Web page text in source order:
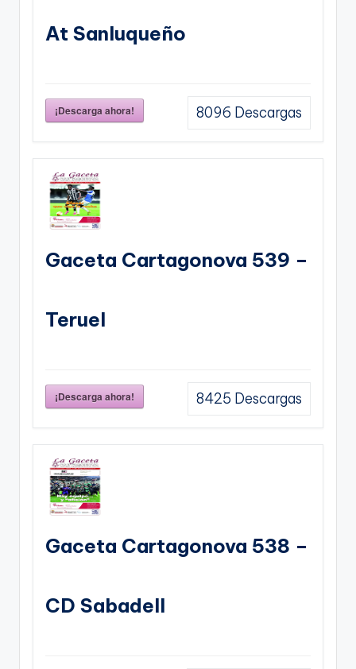
At Sanluqueño
¡Descarga ahora! 8096 Descargas
Gaceta Cartagonova 539 –
Teruel
¡Descarga ahora! 8425 Descargas
Gaceta Cartagonova 538 –
CD Sabadell